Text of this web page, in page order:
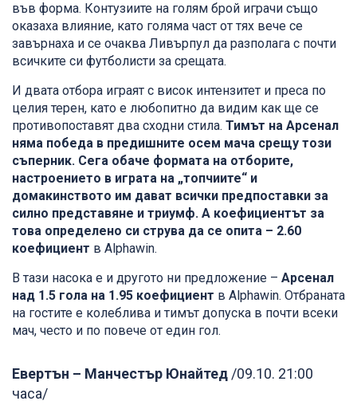
във форма. Контузиите на голям брой играчи също
оказаха влияние, като голяма част от тях вече се
завърнаха и се очаква Ливърпул да разполага с почти
всичките си футболисти за срещата.
И двата отбора играят с висок интензитет и преса по
целия терен, като е любопитно да видим как ще се
противопоставят два сходни стила. Тимът на Арсенал
няма победа в предишните осем мача срещу този
съперник. Сега обаче формата на отборите,
настроението в играта на „топчиите“ и
домакинството им дават всички предпоставки за
силно представяне и триумф. А коефициентът за
това определено си струва да се опита – 2.60
коефициент в Alphawin.
В тази насока е и другото ни предложение – Арсенал
над 1.5 гола на 1.95 коефициент в Alphawin. Отбраната
на гостите е колеблива и тимът допуска в почти всеки
мач, често и по повече от един гол.
Евертън – Манчестър Юнайтед /09.10. 21:00
часа/